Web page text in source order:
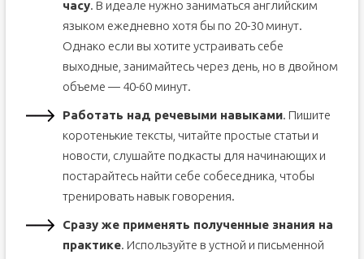
часу. В идеале нужно заниматься английским
языком ежедневно хотя бы по 20-30 минут.
Однако если вы хотите устраивать себе
выходные, занимайтесь через день, но в двойном
объеме — 40-60 минут.
Работать над речевыми навыками. Пишите
коротенькие тексты, читайте простые статьи и
новости, слушайте подкасты для начинающих и
постарайтесь найти себе собеседника, чтобы
тренировать навык говорения.
Сразу же применять полученные знания на
практике. Используйте в устной и письменной